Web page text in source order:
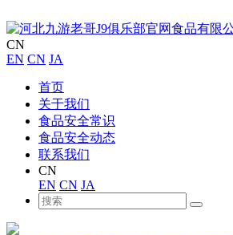
CN
EN CN JA
首页
关于我们
食品安全常识
食品安全动态
联系我们
CN
EN CN JA